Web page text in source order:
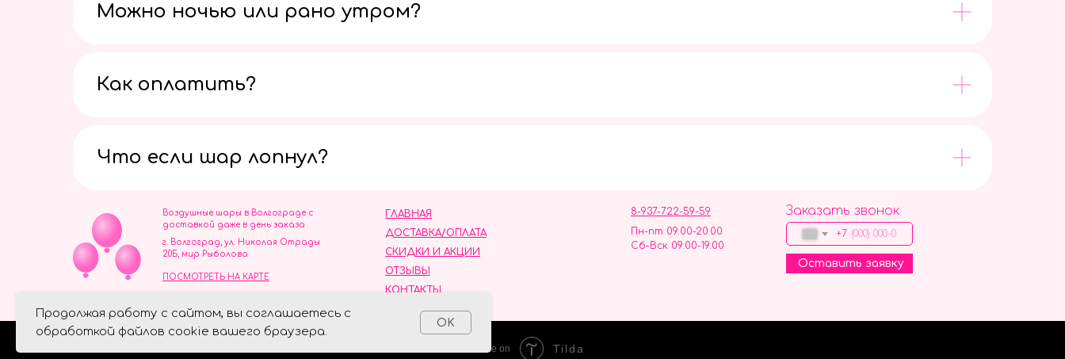
Продолжая работу с сайтом, вы соглашаетесь с
обработкой файлов cookie вашего браузера.
OK
Можно ночью или рано утром?
Как оплатить?
Что если шар лопнул?
ОТЗЫВЫ
ГЛАВНАЯ
ДОСТАВКА/ОПЛАТА
СКИДКИ И АКЦИИ
КОНТАКТЫ
8-937-722-59-59
Пн-пт 09:00-20:00
Сб-Вск 09:00-19:00
Воздушные шары в Волгограде с
доставкой даже в день заказа
Заказать звонок
+7
Оставить заявку
г. Волгоград, ул. Николая Отрады
20Б, мир Рыболова
ПОСМОТРЕТЬ НА КАРТЕ
ИНН 344110093739
Политика обработки персональных данных
Made on Tilda